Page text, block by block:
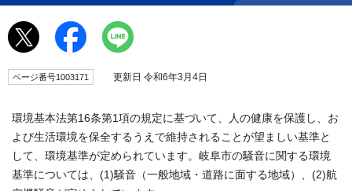
ページ番号1003171 更新日 令和6年3月4日
環境基本法第16条第1項の規定に基づいて、人の健康を保護し、お
よび生活環境を保全するうえで維持されることが望ましい基準と
して、環境基準が定められています。岐阜市の騒音に関する環境
基準については、(1)騒音（一般地域・道路に面する地域）、(2)航